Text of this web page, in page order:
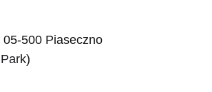
500 Piaseczno